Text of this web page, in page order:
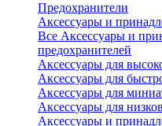
Предохранители
Аксессуары и
Все Аксессуары и
предохранителей
Аксессуары для
Аксессуары для
Аксессуары для
Аксессуары для
Аксессуары и